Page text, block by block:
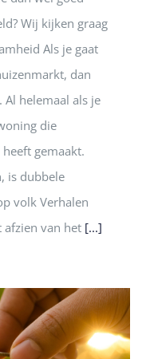
Wij kijken graag
Als je gaat
dan
helemaal als je
die
gemaakt.
is dubbele
volk Verhalen
afzien van het [...]